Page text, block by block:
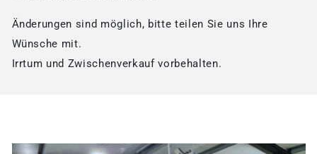
Änderungen sind möglich, bitte teilen Sie uns Ihre
Wünsche mit.
Irrtum und Zwischenverkauf vorbehalten.